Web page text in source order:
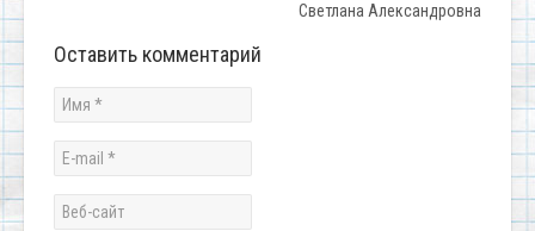
Светлана Александровна
Оставить комментарий